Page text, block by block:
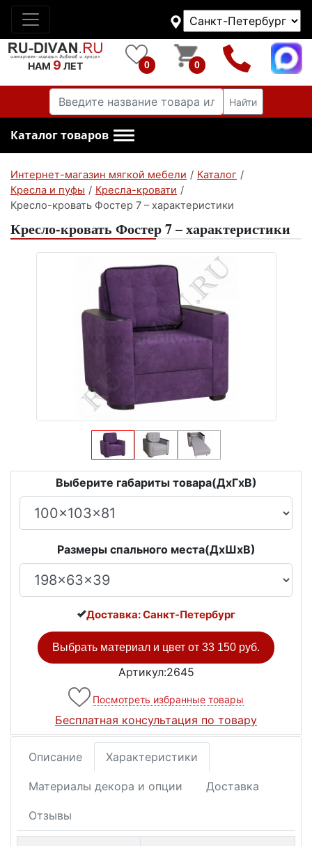
НАМ 9 ЛЕТ 0 0
Найти
Каталог товаров
Интернет-магазин мягкой мебели / Каталог /
Кресла и пуфы / Кресла-кровати /
Кресло-кровать Фостер 7 – характеристики
Кресло-кровать Фостер 7 – характеристики
Выберите габариты товара(ДxГxВ)
Размеры спального места(ДxШxВ)
Доставка: Санкт-Петербург
Выбрать материал и цвет от 33 150 руб.
Артикул:2645
Посмотреть избранные товары
Бесплатная консультация по товару
Описание Характеристики
Материалы декора и опции Доставка
Отзывы